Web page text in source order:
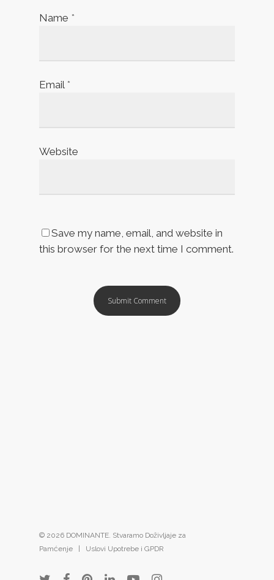
Name *
Email *
Website
Save my name, email, and website in
this browser for the next time I comment.
© 2026 DOMINANTE. Stvaramo Doživljaje za
Pamćenje | Uslovi Upotrebe i GPDR